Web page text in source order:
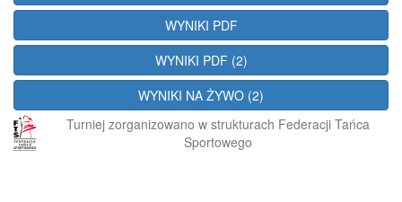
WYNIKI PDF
WYNIKI PDF (2)
WYNIKI NA ŻYWO (2)
Turniej zorganizowano w strukturach Federacji Tańca
Sportowego